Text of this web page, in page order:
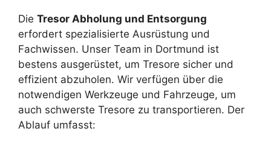
Die Tresor Abholung und Entsorgung
erfordert spezialisierte Ausrüstung und
Fachwissen. Unser Team in Dortmund ist
bestens ausgerüstet, um Tresore sicher und
effizient abzuholen. Wir verfügen über die
notwendigen Werkzeuge und Fahrzeuge, um
auch schwerste Tresore zu transportieren. Der
Ablauf umfasst: